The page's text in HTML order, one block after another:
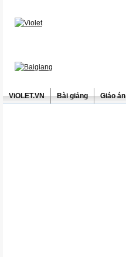
ViOLET.VN Bài giảng Giáo án